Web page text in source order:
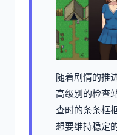
随着剧情的推
高级别的检查
查时的条条框
想要维持稳定